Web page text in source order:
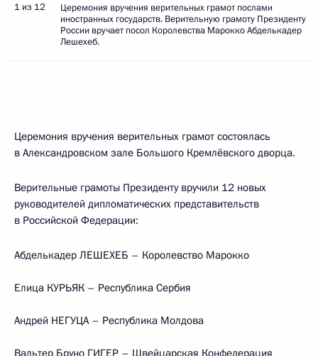
1 из 12
Церемония вручения верительных грамот послами
иностранных государств. Верительную грамоту Президенту
России вручает посол Королевства Марокко Абделькадер
Лешехеб.
Церемония вручения верительных грамот состоялась
в Александровском зале Большого Кремлёвского дворца.
Верительные грамоты Президенту вручили 12 новых
руководителей дипломатических представительств
в Российской Федерации:
Абделькадер ЛЕШЕХЕБ – Королевство Марокко
Елица КУРЬЯК – Республика Сербия
Андрей НЕГУЦА – Республика Молдова
Вальтер Бруно ГИГЕР – Швейцарская Конфедерация